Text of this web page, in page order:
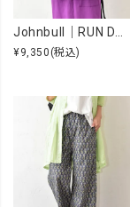
¥9,350 (税込)